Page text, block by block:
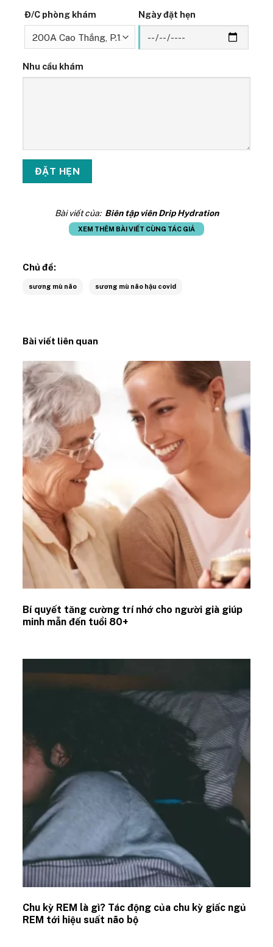
Đ/C phòng khám Ngày đặt hẹn
Nhu cầu khám
Bài viết của: Biên tập viên Drip Hydration
XEM THÊM BÀI VIẾT CÙNG TÁC GIẢ
Chủ đề:
sương mù não sương mù não hậu covid
Bài viết liên quan
Bí quyết tăng cường trí nhớ cho người già giúp
minh mẫn đến tuổi 80+
Chu kỳ REM là gì? Tác động của chu kỳ giấc ngủ
REM tới hiệu suất não bộ